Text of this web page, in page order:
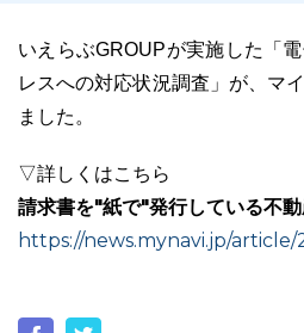
ホームページ制作について
いえらぶGROUPが実施した「
レスへの対応状況調査」が、マ
ました。
▽詳しくはこちら
請求書を"紙で"発行している不
https://news.mynavi.jp/article/